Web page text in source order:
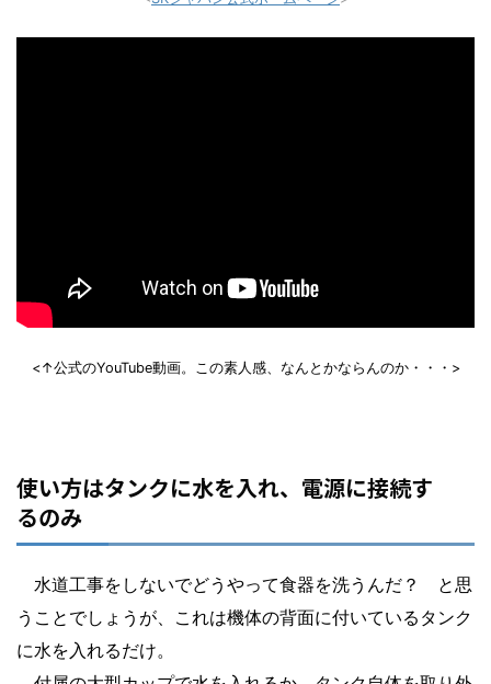
<↑公式のYouTube動画。この素人感、なんとかならんのか・・・>
使い方はタンクに水を入れ、電源に接続す
るのみ
水道工事をしないでどうやって食器を洗うんだ？ と思
うことでしょうが、これは機体の背面に付いているタンク
に水を入れるだけ。